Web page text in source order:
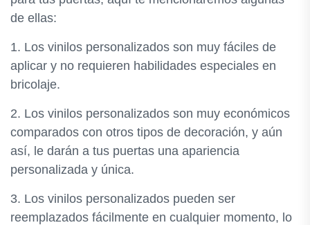
de ellas:
1. Los vinilos personalizados son muy fáciles de
aplicar y no requieren habilidades especiales en
bricolaje.
2. Los vinilos personalizados son muy económicos
comparados con otros tipos de decoración, y aún
así, le darán a tus puertas una apariencia
personalizada y única.
3. Los vinilos personalizados pueden ser
reemplazados fácilmente en cualquier momento, lo